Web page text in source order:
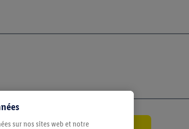
sur nos sites web et notre